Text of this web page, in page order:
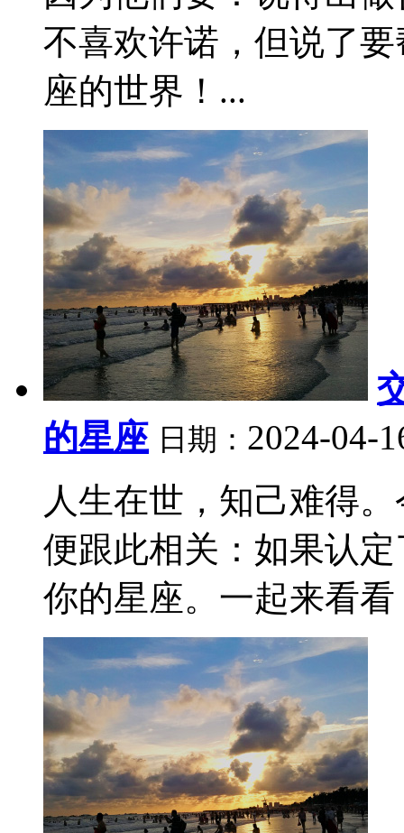
不喜欢许诺，但说了
座的世界！...
的星座 日期： 2024-04-
人生在世，知己难得
便跟此相关：如果认
你的星座。一起来看